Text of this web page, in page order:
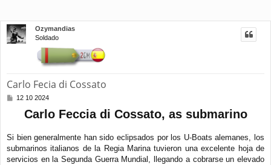
Ozymandias
Soldado
Carlo Fecia di Cossato
M
a
e
12 10 2024
Carlo Feccia di Cossato, as submarino
Si bien generalmente han sido eclipsados por los U-Boats alemanes, los
submarinos italianos de la Regia Marina tuvieron una excelente hoja de
servicios en la Segunda Guerra Mundial, llegando a cobrarse un elevado